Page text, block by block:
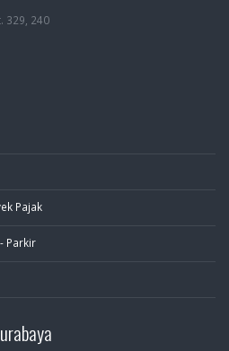
329, 240
Pajak
Parkir